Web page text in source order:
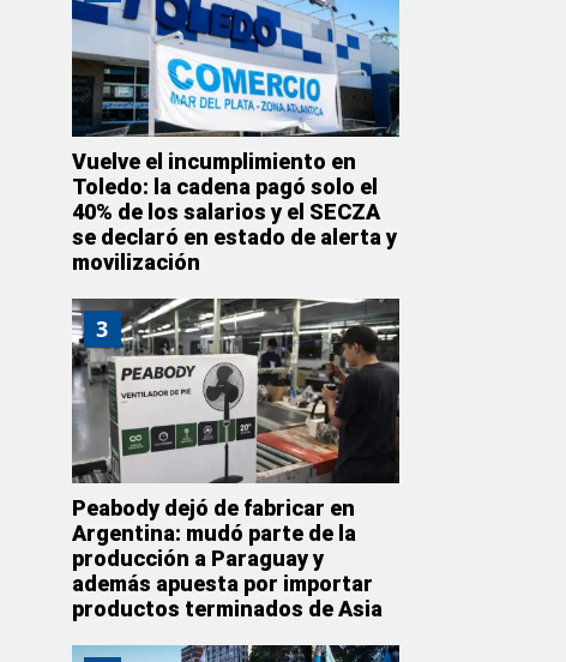
Vuelve el incumplimiento en
Toledo: la cadena pagó solo el
40% de los salarios y el SECZA
se declaró en estado de alerta y
movilización
3
Peabody dejó de fabricar en
Argentina: mudó parte de la
producción a Paraguay y
además apuesta por importar
productos terminados de Asia